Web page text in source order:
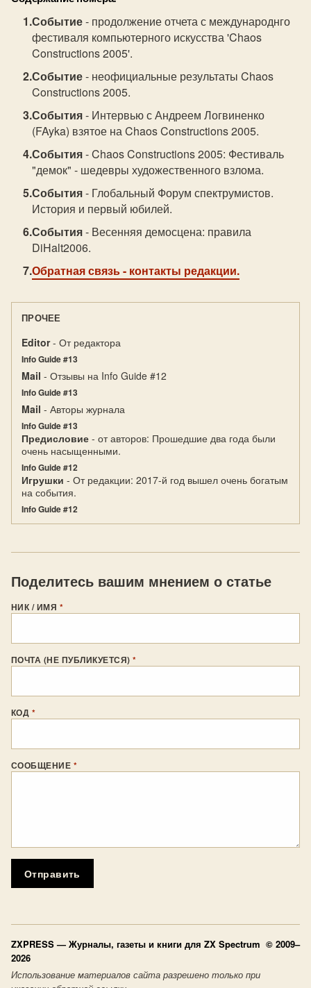
Событие- продолжение отчета с международнго
фестиваля компьютерного искусства 'Chaos
Constructions 2005'.
Событие- неофициальные результаты Chaos
Constructions 2005.
События- Интервью с Андреем Логвиненко
(FAyka) взятое на Chaos Constructions 2005.
События- Chaos Constructions 2005: Фестиваль
"демок" - шедевры художественного взлома.
События- Глобальный Форум спектрумистов.
История и первый юбилей.
События- Весенняя демосцена: правила
DiHalt2006.
Обратная связь- контакты редакции.
ПРОЧЕЕ
Editor- От редактора
Info Guide #13
Mail - Отзывы на Info Guide #12
Info Guide #13
Mail - Авторы журнала
Info Guide #13
Предисловие - от авторов: Прошедшие два года были
очень насыщенными.
Info Guide #12
Игрушки - От редакции: 2017-й год вышел очень богатым
на события.
Info Guide #12
Поделитесь вашим мнением о статье
НИК / ИМЯ *
ПОЧТА (НЕ ПУБЛИКУЕТСЯ)*
КОД *
СООБЩЕНИЕ *
Отправить
ZXPRESS — Журналы, газеты и книги для ZX Spectrum © 2009–
2026
Использование материалов сайта разрешено только при